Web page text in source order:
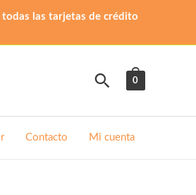
todas las tarjetas de crédito
Buscar
0
Contacto Mi cuenta